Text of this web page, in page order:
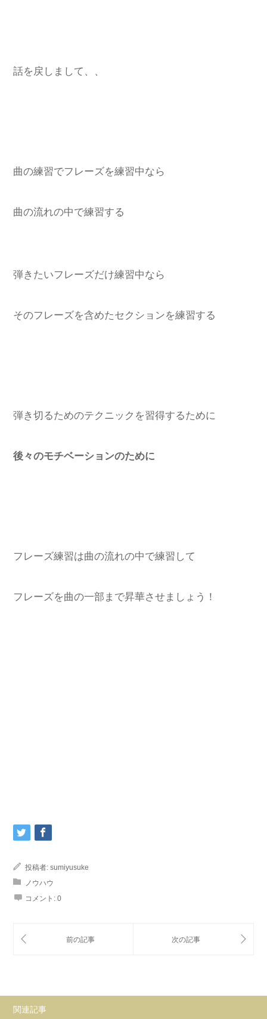
話を戻しまして、、
曲の練習でフレーズを練習中なら
曲の流れの中で練習する
弾きたいフレーズだけ練習中なら
そのフレーズを含めたセクションを練習する
弾き切るためのテクニックを習得するために
後々のモチベーションのために
フレーズ練習は曲の流れの中で練習して
フレーズを曲の一部まで昇華させましょう！
投稿者: sumiyusuke
ノウハウ
コメント: 0
関連記事